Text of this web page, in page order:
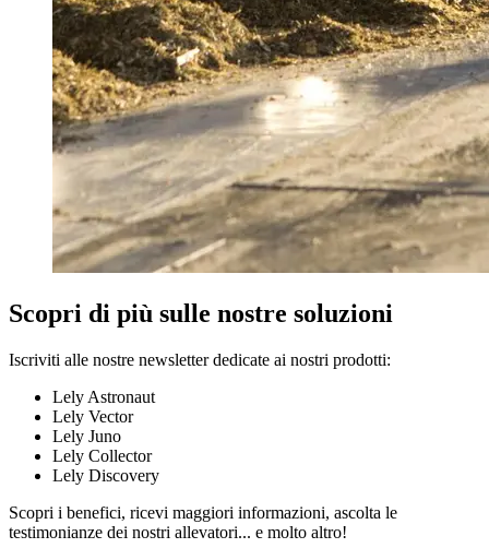
Scopri di più sulle nostre soluzioni
Iscriviti alle nostre newsletter dedicate ai nostri prodotti:
Lely Astronaut
Lely Vector
Lely Juno
Lely Collector
Lely Discovery
Scopri i benefici, ricevi maggiori informazioni, ascolta le
testimonianze dei nostri allevatori... e molto altro!